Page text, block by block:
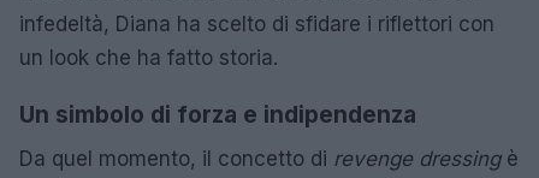
infedeltà, Diana ha scelto di sfidare i riflettori con
un look che ha fatto storia.
Un simbolo di forza e indipendenza
Da quel momento, il concetto di revenge dressingè